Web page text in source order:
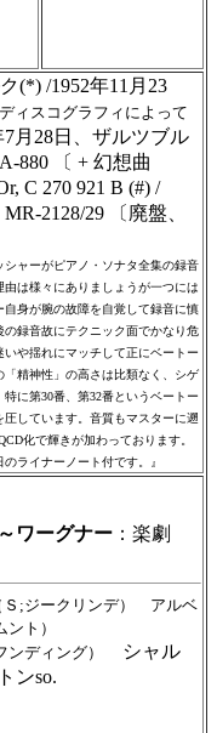
(*) /1952年11月23
ディスコグラフィによって
7月28日、ザルツブル
880 〔 + 幻想曲
C 270 921 B (#) /
2128/29 〔廃盤、
シャーがピアノ・ソナタ全集の録音
は様々にありましょうが一つには
身が腕の故障を自覚して録音に慎
録音故にテクニック面でかなり危
や揺れにマッチして正にベートー
精神性」の高さは比類なく、シゲ
に第30番、第32番というベートー
しています。音質もマスターに遡
化で輝きが加わっております。
ライナーノート付です。』
ワーグナー ：楽劇
;ジークリンデ） アルベ
ト）
ディング）
シャル
ンso.